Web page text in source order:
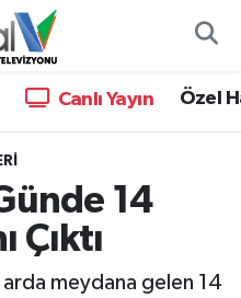
Canlı Yayın Özel
14
Çıktı
meydana gelen 14
ve Fikstür